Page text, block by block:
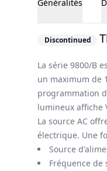
Généralités
Discontinued
La série 9800/B
un maximum de
programmation
lumineux affiche
La source AC
électrique. Une
Source
Fréquence de